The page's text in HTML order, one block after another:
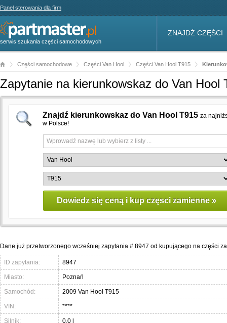
Panel sterowania dla firm
serwis szukania części samochodowych
ZNAJDŹ CZĘŚCI
Części samochodowe Części Van Hool Części Van Hool T915
Zapytanie na kierunkowskaz do Van Hool
Znajdź kierunkowskaz do Van Hool T915 za
w Polsce!
Dane już przetworzonego wcześniej zapytania # 8947 od kupującego na części
ID zapytania: 8947
Miasto: Poznań
Samochód: 2009 Van Hool T915
VIN: ****
Silnik: 0.0 l